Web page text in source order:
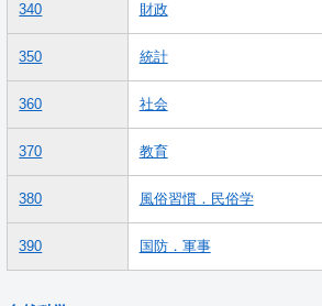
340 財政
350 統計
360 社会
370 教育
380 風俗習慣．民俗学
390 国防．軍事